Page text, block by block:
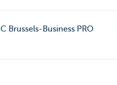
Brussels-Business PRO